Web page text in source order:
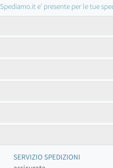
Spediamo.it e' presente per le tue
SERVIZIO SPEDIZIONI